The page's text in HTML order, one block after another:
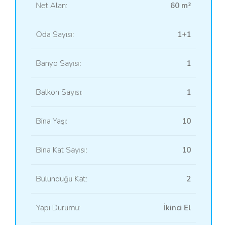
Net Alan: 60 m²
Oda Sayısı: 1+1
Banyo Sayısı: 1
Balkon Sayısı: 1
Bina Yaşı: 10
Bina Kat Sayısı: 10
Bulunduğu Kat: 2
Yapı Durumu: İkinci El